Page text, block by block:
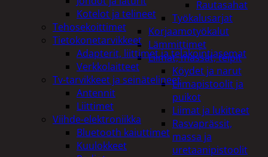
Rautasahat
Työkalusarjat
Korjaamotyökalut
Lämmittimet
Liimat, massat, teipit
Köydet ja narut
Liimapistoolit ja
puikot
Liimat ja lukitteet
Rasvaprässit,
massa ja
uretaanipistoolit
Kotelot ja telineet
Tehosekoittimet
Tietokonetarvikkeet
Adapterit, liittimet ja telakointiasemat
Verkkolaitteet
Tv-tarvikkeet ja seinätelineet
Antennit
Liittimet
Viihde-elektroniikka
Bluetooth kaiuttimet
Kuulokkeet